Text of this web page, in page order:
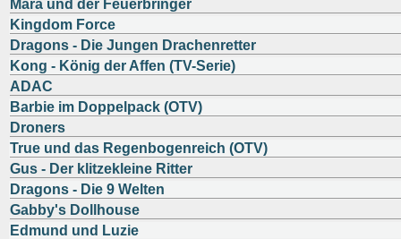
Mara und der Feuerbringer
Kingdom Force
Dragons - Die Jungen Drachenretter
Kong - König der Affen (TV-Serie)
ADAC
Barbie im Doppelpack (OTV)
Droners
True und das Regenbogenreich (OTV)
Gus - Der klitzekleine Ritter
Dragons - Die 9 Welten
Gabby's Dollhouse
Edmund und Luzie